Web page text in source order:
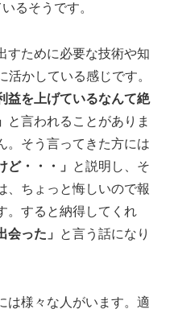
るそうです。
すために必要な技術や知
かしている感じです。
益を上げているなんて絶
と言われることがありま
。そう言ってきた方には
ど・・・」
と説明し、そ
、ちょっと悔しいので報
。すると納得してくれ
会った」
と言う話になり
は様々な人がいます。適